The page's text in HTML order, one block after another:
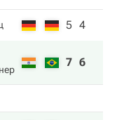
5 4
7 6